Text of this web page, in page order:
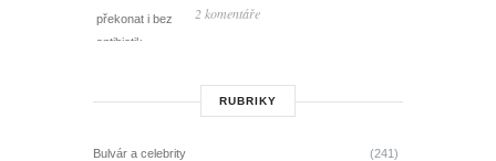
2 komentáře
RUBRIKY
Bulvár a celebrity (241)